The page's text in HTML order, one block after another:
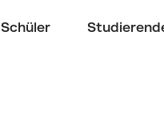
Schüler